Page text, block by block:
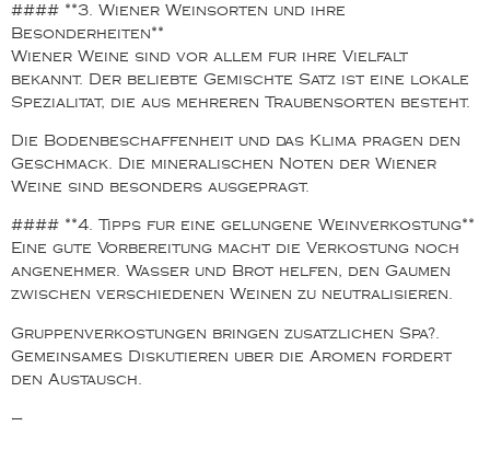
#### **3. Wiener Weinsorten und ihre
Besonderheiten**
Wiener Weine sind vor allem fur ihre Vielfalt
bekannt. Der beliebte Gemischte Satz ist eine lokale
Spezialitat, die aus mehreren Traubensorten besteht.
Die Bodenbeschaffenheit und das Klima pragen den
Geschmack. Die mineralischen Noten der Wiener
Weine sind besonders ausgepragt.
#### **4. Tipps fur eine gelungene Weinverkostung**
Eine gute Vorbereitung macht die Verkostung noch
angenehmer. Wasser und Brot helfen, den Gaumen
zwischen verschiedenen Weinen zu neutralisieren.
Gruppenverkostungen bringen zusatzlichen Spa?.
Gemeinsames Diskutieren uber die Aromen fordert
den Austausch.
—